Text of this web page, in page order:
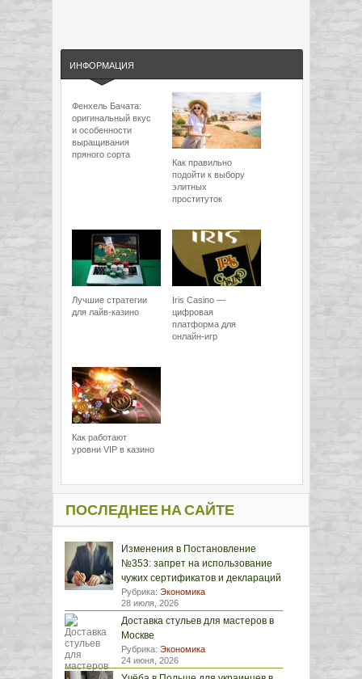
ИНФОРМАЦИЯ
Фенхель Бачата:
оригинальный вкус
и особенности
выращивания
пряного сорта
Как правильно
подойти к выбору
элитных
проституток
Лучшие стратегии
для лайв-казино
Iris Casino —
цифровая
платформа для
онлайн-игр
Как работают
уровни VIP в казино
ПОСЛЕДНЕЕ НА САЙТЕ
Изменения в Постановление
№353: запрет на использование
чужих сертификатов и деклараций
Рубрика: Экономика
28 июля, 2026
Доставка стульев для мастеров в
Москве
Рубрика: Экономика
24 июня, 2026